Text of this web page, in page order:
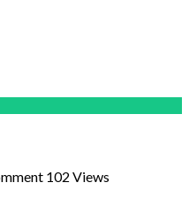
102 Views